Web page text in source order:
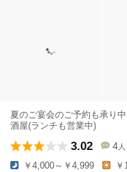
夏のご宴会のご予約も承り
酒屋(ランチも営業中)
3.02 4 人
￥4,000～￥4,999